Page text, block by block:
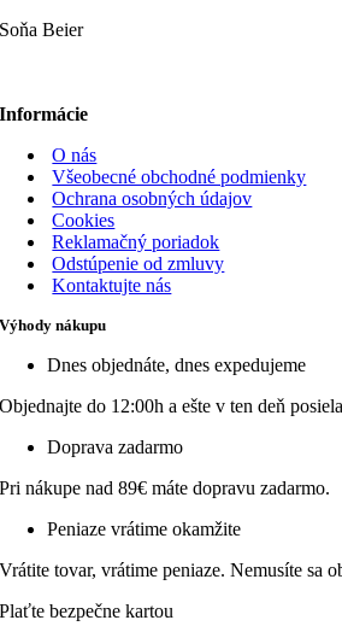
Soňa Beier
Informácie
O nás
Všeobecné obchodné podmienky
Ochrana osobných údajov
Cookies
Reklamačný poriadok
Odstúpenie od zmluvy
Kontaktujte nás
Výhody nákupu
Dnes objednáte, dnes expedujeme
Objednajte do 12:00h a ešte v ten deň
Doprava zadarmo
Pri nákupe nad 89€ máte dopravu zadarmo.
Peniaze vrátime okamžite
Vrátite tovar, vrátime peniaze. Nemusíte sa
Plaťte bezpečne kartou